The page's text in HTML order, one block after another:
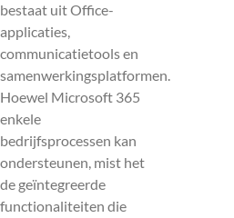
bestaat uit Office-
applicaties,
communicatietools en
samenwerkingsplatformen.
Hoewel Microsoft 365
enkele
bedrijfsprocessen kan
ondersteunen, mist het
de geïntegreerde
functionaliteiten die